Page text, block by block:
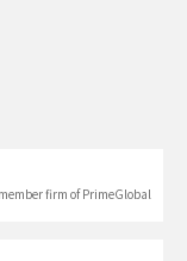
firm of PrimeGlobal